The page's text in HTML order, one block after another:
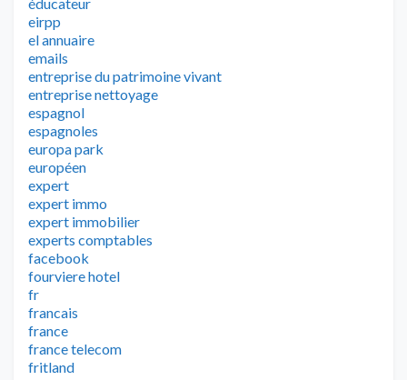
eirpp
el annuaire
emails
entreprise du patrimoine vivant
entreprise nettoyage
espagnol
espagnoles
europa park
européen
expert
expert immo
expert immobilier
experts comptables
facebook
fourviere hotel
fr
francais
france
france telecom
fritland